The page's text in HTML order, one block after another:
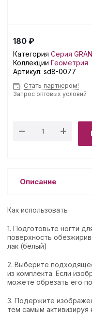
180 ₽
Категория Серия
Коллекции Геометрия
Артикул: sd8-0077
Стать партнером!
Запрос оптовых условий
Описание
Как использовать
1. Подготовьте ногти
поверхность
лак (белый)
2. Выберите
из комплекта. Если
можете обрезать его
3. Подержите
тем самым активизируя